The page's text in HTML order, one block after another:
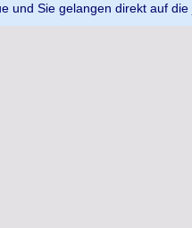
und Sie gelangen direkt auf